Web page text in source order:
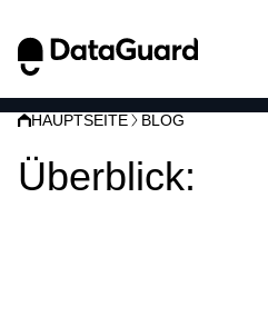
HAUPTSEITE BLOG
Überblick: